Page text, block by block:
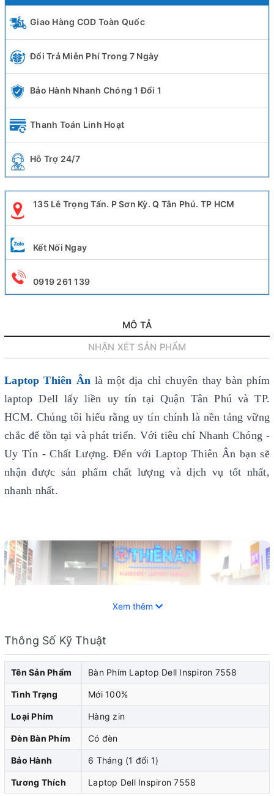
Giao Hàng COD Toàn Quốc
Đổi Trả Miễn Phí Trong 7 Ngày
Bảo Hành Nhanh Chóng 1 Đổi 1
Thanh Toán Linh Hoạt
Hỗ Trợ 24/7
135 Lê Trọng Tấn. P Sơn Kỳ. Q Tân Phú. TP HCM
Kết Nối Ngay
0919 261 139
MÔ TẢ
NHẬN XÉT SẢN PHẨM
Laptop Thiên Ân là một địa chỉ chuyên thay bàn phím
laptop Dell lấy liền uy tín tại Quận Tân Phú và TP.
HCM. Chúng tôi hiểu rằng uy tín chính là nền tảng vững
chắc để tồn tại và phát triển. Với tiêu chí Nhanh Chóng -
Uy Tín - Chất Lượng. Đến với Laptop Thiên Ân bạn sẽ
nhận được sản phẩm chất lượng và dịch vụ tốt nhất,
nhanh nhất.
Laptop Dell đã trở thành một trong những thiết bị di
động phổ biến và không thể thiếu trong cuộc sống hiện
đại. Cũng như bất kỳ thiết bị điện tử nào khác, laptop
cũng không thể tránh khỏi những sự cố và hỏng
Xem thêm
Thông Số Kỹ Thuật
Tên Sản Phẩm Bàn Phím Laptop Dell Inspiron 7558
Tình Trạng Mới 100%
Loại Phím Hàng zin
Đèn Bàn Phím Có đèn
Bảo Hành 6 Tháng (1 đổi 1)
Tương Thích Laptop Dell Inspiron 7558